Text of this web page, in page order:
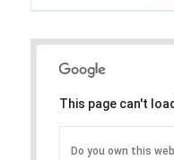
This page can't
Do you own this